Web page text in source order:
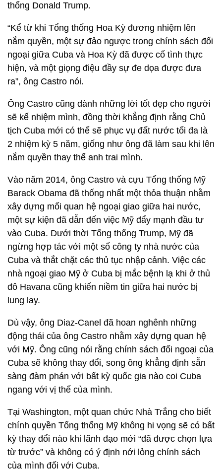
thống Donald Trump.
“Kể từ khi Tổng thống Hoa Kỳ đương nhiệm lên
nắm quyền, một sự đảo ngược trong chính sách đối
ngoại giữa Cuba và Hoa Kỳ đã được cố tình thực
hiện, và một giọng điệu đầy sự đe dọa được đưa
ra”, ông Castro nói.
Ông Castro cũng dành những lời tốt đẹp cho người
sẽ kế nhiệm mình, đồng thời khẳng định rằng Chủ
tịch Cuba mới có thể sẽ phục vụ đất nước tối đa là
2 nhiệm kỳ 5 năm, giống như ông đã làm sau khi lên
nắm quyền thay thế anh trai mình.
Vào năm 2014, ông Castro và cựu Tổng thống Mỹ
Barack Obama đã thống nhất một thỏa thuận nhằm
xây dựng mối quan hệ ngoại giao giữa hai nước,
một sự kiện đã dẫn đến việc Mỹ đẩy mạnh đầu tư
vào Cuba. Dưới thời Tổng thống Trump, Mỹ đã
ngừng hợp tác với một số công ty nhà nước của
Cuba và thắt chặt các thủ tục nhập cảnh. Việc các
nhà ngoại giao Mỹ ở Cuba bị mắc bệnh lạ khi ở thủ
đô Havana cũng khiến niềm tin giữa hai nước bị
lung lay.
Dù vậy, ông Diaz-Canel đã hoan nghênh những
động thái của ông Castro nhằm xây dựng quan hệ
với Mỹ. Ông cũng nói rằng chính sách đối ngoại của
Cuba sẽ không thay đổi, song ông khẳng định sẵn
sàng đàm phán với bất kỳ quốc gia nào coi Cuba
ngang với vị thế của mình.
Tại Washington, một quan chức Nhà Trắng cho biết
chính quyền Tổng thống Mỹ không hi vọng sẽ có bất
kỳ thay đổi nào khi lãnh đạo mới “đã được chọn lựa
từ trước” và không có ý định nới lỏng chính sách
của mình đối với Cuba.